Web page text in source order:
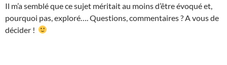
Il m’a semblé que ce sujet méritait au moins d’être évoqué et,
pourquoi pas, exploré…. Questions, commentaires ? A vous de
décider !